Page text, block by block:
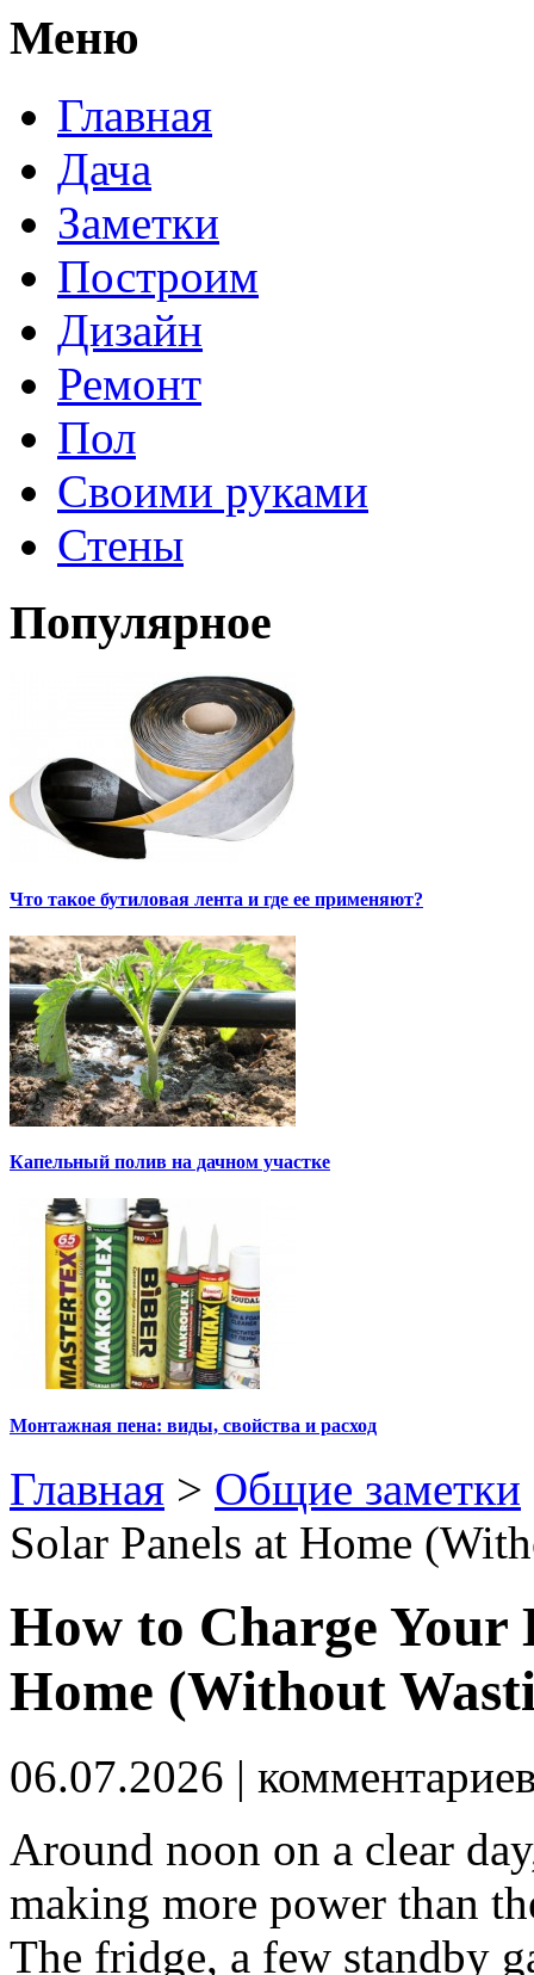
Меню
Главная
Дача
Заметки
Построим
Дизайн
Ремонт
Пол
Своими руками
Стены
Популярное
Что такое бутиловая лента и где ее применяют?
Капельный полив на дачном участке
Монтажная пена: виды, свойства и расход
Главная > Общие заметки
Solar Panels at Home
How to Charge Your
Home (Without
06.07.2026 |
Around noon on a clear
making more power than
The fridge, a few standby